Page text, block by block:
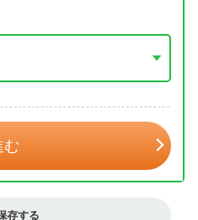
む
存する